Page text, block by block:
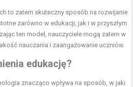
to zatem skuteczny sposób na rozwijanie
zarówno w edukacji, jak i w przyszłym
ten model, nauczyciele mogą zatem w
nauczania i zaangażowanie uczniów.
edukację?
znacząco wpływa na sposób, w jaki